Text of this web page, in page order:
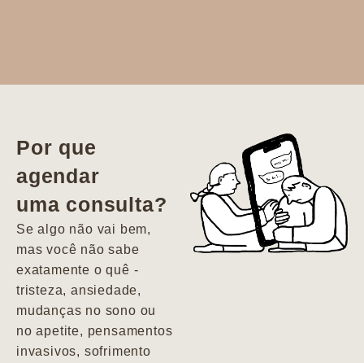
vida. Ela me
encontrou num
estado misto de
depressão e
agitação com
pensamentos
Por que
agendar
uma consulta?
Se algo não vai bem,
mas você não sabe
exatamente o quê -
tristeza, ansiedade,
mudanças no sono ou
no apetite, pensamentos
invasivos, sofrimento